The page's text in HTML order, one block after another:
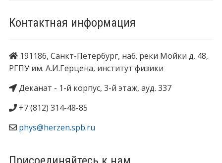
Контактная информация
191186, Санкт-Петербург, наб. реки Мойки д. 48,
РГПУ им. А.И.Герцена, институт физики
Деканат - 1-й корпус, 3-й этаж, ауд. 337
+7 (812) 314-48-85
phys@herzen.spb.ru